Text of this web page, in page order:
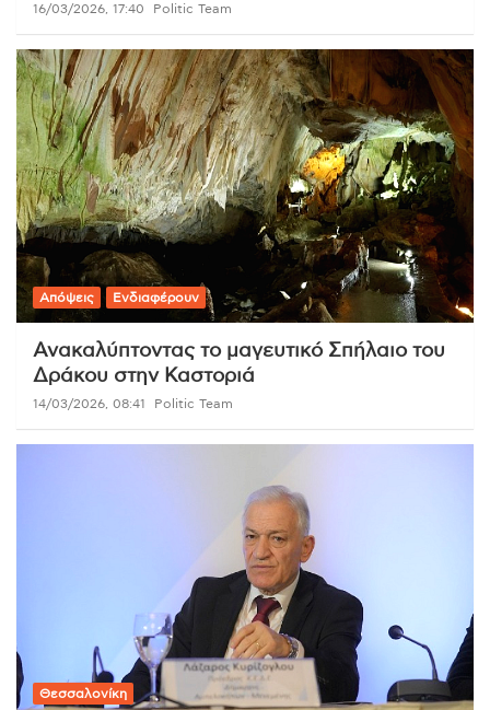
16/03/2026, 17:40 Politic Team
Απόψεις Ενδιαφέρουν
Ανακαλύπτοντας το μαγευτικό Σπήλαιο του
Δράκου στην Καστοριά
14/03/2026, 08:41 Politic Team
Θεσσαλονίκη